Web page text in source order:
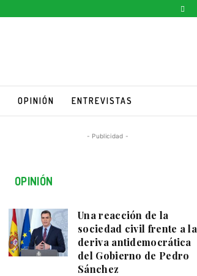
OPINIÓN ENTREVISTAS
- Publicidad -
OPINIÓN
Una reacción de la
sociedad civil frente a la
deriva antidemocrática
del Gobierno de Pedro
Sánchez